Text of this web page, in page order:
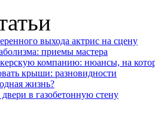
выхода актрис на сцену
приемы мастера
компанию: нюансы, на
крыши: разновидности
жизнь?
в газобетонную стену